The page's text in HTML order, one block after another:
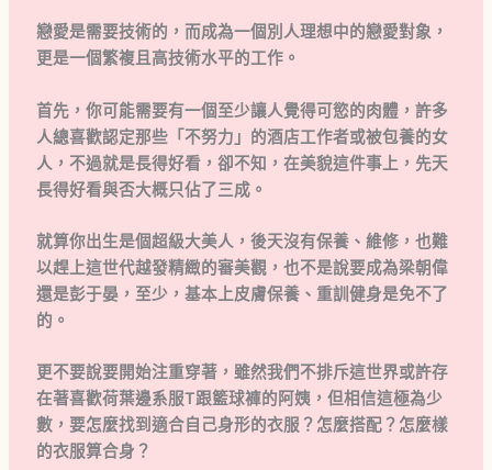
戀愛是需要技術的，而成為一個別人理想中的戀愛對象，
更是一個繁複且高技術水平的工作。
首先，你可能需要有一個至少讓人覺得可慾的肉體，許多
人總喜歡認定那些「不努力」的酒店工作者或被包養的女
人，不過就是長得好看，卻不知，在美貌這件事上，先天
長得好看與否大概只佔了三成。
就算你出生是個超級大美人，後天沒有保養、維修，也難
以趕上這世代越發精緻的審美觀，也不是說要成為梁朝偉
還是彭于晏，至少，基本上皮膚保養、重訓健身是免不了
的。
更不要說要開始注重穿著，雖然我們不排斥這世界或許存
在著喜歡荷葉邊系服T跟籃球褲的阿姨，但相信這極為少
數，要怎麼找到適合自己身形的衣服？怎麼搭配？怎麼樣
的衣服算合身？